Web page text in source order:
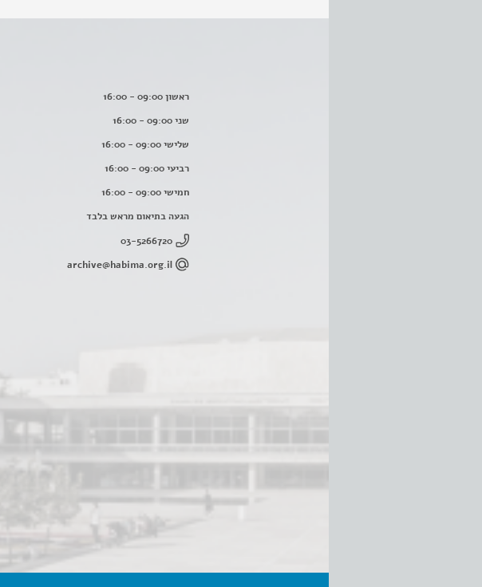
ראשון 09:00 - 16:00
שני 09:00 - 16:00
שלישי 09:00 - 16:00
רביעי 09:00 - 16:00
חמישי 09:00 - 16:00
הגעה בתיאום מראש בלבד
03-5266720
archive@habima.org.il